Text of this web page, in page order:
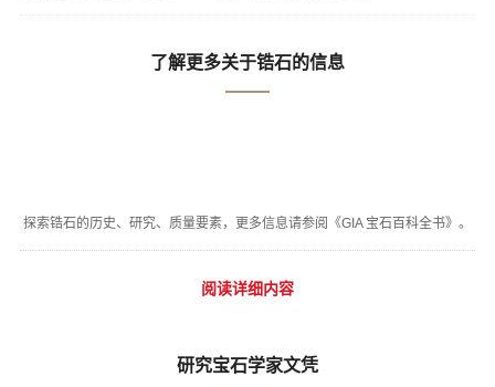
了解更多关于锆石的信息
探索锆石的历史、研究、质量要素，更多信息请参阅《GIA 宝石百科全书》。
阅读详细内容
研究宝石学家文凭